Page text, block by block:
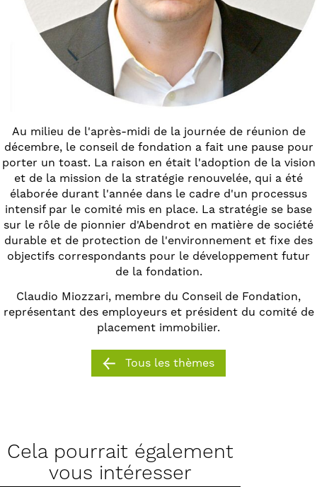
Au milieu de l'après-midi de la journée de réunion de
décembre, le conseil de fondation a fait une pause pour
porter un toast. La raison en était l'adoption de la vision
et de la mission de la stratégie renouvelée, qui a été
élaborée durant l'année dans le cadre d'un processus
intensif par le comité mis en place. La stratégie se base
sur le rôle de pionnier d'Abendrot en matière de société
durable et de protection de l'environnement et fixe des
objectifs correspondants pour le développement futur
de la fondation.
Claudio Miozzari, membre du Conseil de Fondation,
représentant des employeurs et président du comité de
placement immobilier.
Tous les thèmes
Cela pourrait également
vous intéresser